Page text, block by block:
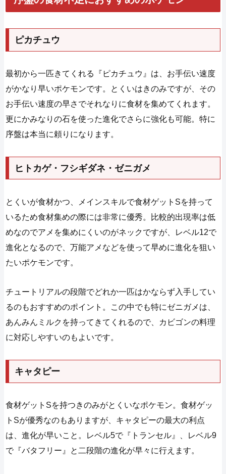
ピカチュウ
最初から一匹きてくれる『ピカチュウ』は、お手伝い速度
がかなり早いポケモンです。とくいはきのみですが、その
お手伝い速度の早さでそれなりに食材を集めてくれます。
更にかみなりの石を使った進化でさらに強化も可能。特に
序盤は本当に頼りになります。
ヒトカゲ・フシギダネ・ゼニガメ
とくいが食材かつ、メインスキルで食材ゲットSを持って
いるため食材集めの際には非常に優秀。比較的出現率は低
めなのでアメを集めにくいのがネックですが、レベル12で
進化となるので、万能アメなどを使って早めに進化を狙い
たいポケモンです。
チュートリアルの段階でどれか一匹はかならず入手してい
るのもおすすめのポイント。この中でも特にゼニガメは、
あんみんミルクを持ってきてくれるので、カビゴンの料理
に対応しやすいのもよいです。
キャタピー
食材ゲットSを持つきのみがとくいなポケモン。食材ゲッ
トSが優秀なのもありますが、キャタピーの最大の利点
は、進化が早いこと。レベル5で『トランセル』、レベル9
で『バタフリー』と二段階の進化が早々に行えます。